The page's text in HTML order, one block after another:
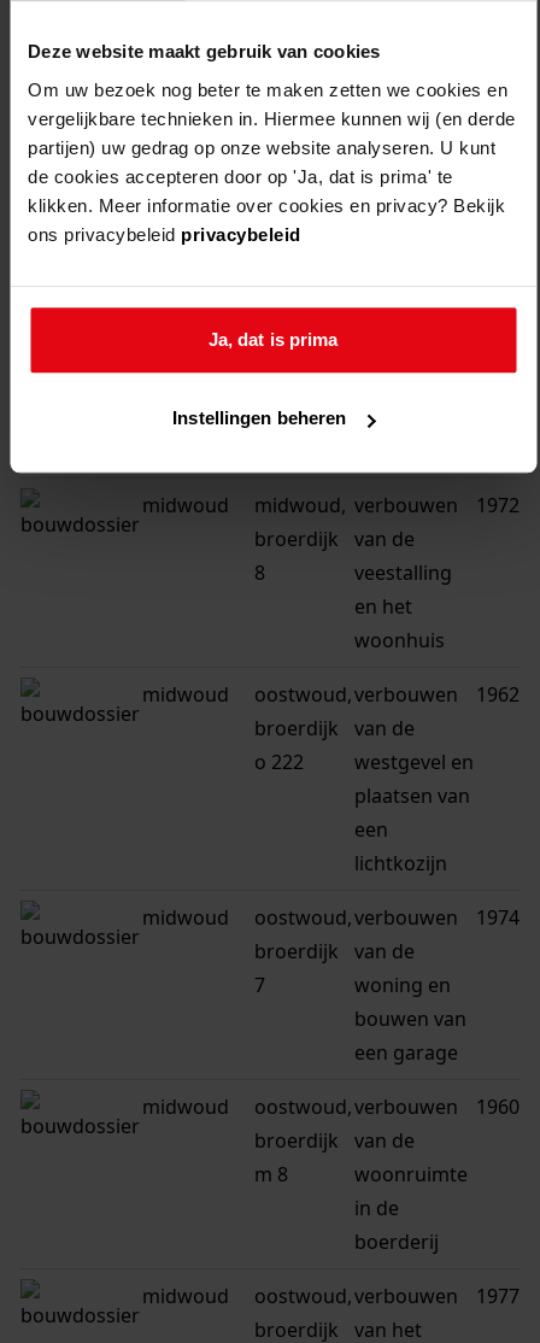
Deze website maakt gebruik van cookies
Om uw bezoek nog beter te maken zetten we cookies en
vergelijkbare technieken in. Hiermee kunnen wij (en derde
partijen) uw gedrag op onze website analyseren. U kunt
de cookies accepteren door op 'Ja, dat is prima' te
klikken. Meer informatie over cookies en privacy? Bekijk
ons privacybeleid privacybeleid
Ja, dat is prima
Instellingen beheren
noorder-
koggenland
oostwoud,
broerdijk
17
veranderen
van woning
noorder-
koggenland
oostwoud,
broerdijk
15
verbouw en
uitbreiding
midwoud
oostwoud,
broerdijk
verbouw
1925
broerdijk
woonhuis
midwoud
midwoud,
broerdijk
8
verbouwen
van de
veestalling
en het
woonhuis
1972
midwoud
oostwoud,
broerdijk
o 222
verbouwen
van de
westgevel en
plaatsen van
een
lichtkozijn
1962
midwoud
oostwoud,
broerdijk
7
verbouwen
van de
woning en
bouwen van
een garage
1974
midwoud
oostwoud,
broerdijk
m 8
verbouwen
van de
woonruimte
in de
boerderij
1960
midwoud
oostwoud,
broerdijk
verbouwen
van het
1977